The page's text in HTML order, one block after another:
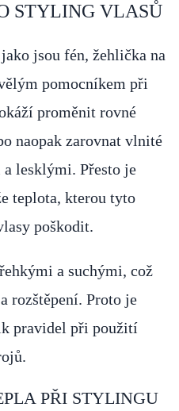
STYLING VLASŮ
jsou fén, žehlička na
pomocníkem při
proměnit rovné
naopak zarovnat vlnité
lesklými. Přesto je
teplota, kterou tyto
poškodit.
a suchými, což
rozštěpení. Proto je
pravidel při použití
PŘI STYLINGU